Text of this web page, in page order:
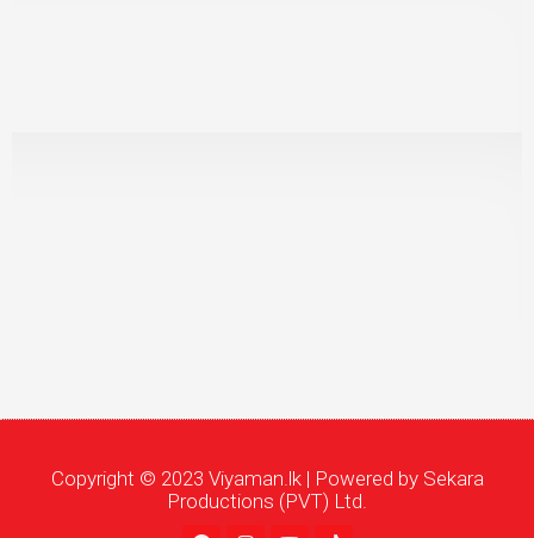
Copyright © 2023 Viyaman.lk | Powered by Sekara
Productions (PVT) Ltd.